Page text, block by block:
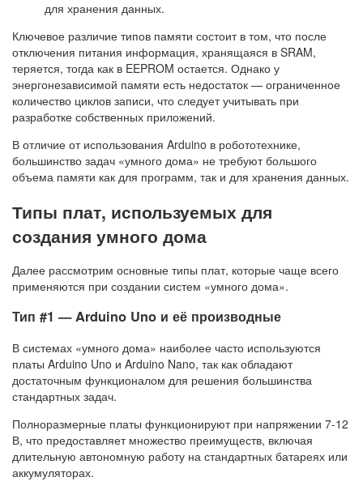
для хранения данных.
Ключевое различие типов памяти состоит в том, что после
отключения питания информация, хранящаяся в SRAM,
теряется, тогда как в EEPROM остается. Однако у
энергонезависимой памяти есть недостаток — ограниченное
количество циклов записи, что следует учитывать при
разработке собственных приложений.
В отличие от использования Arduino в робототехнике,
большинство задач «умного дома» не требуют большого
объема памяти как для программ, так и для хранения данных.
Типы плат, используемых для
создания умного дома
Далее рассмотрим основные типы плат, которые чаще всего
применяются при создании систем «умного дома».
Тип #1 — Arduino Uno и её производные
В системах «умного дома» наиболее часто используются
платы Arduino Uno и Arduino Nano, так как обладают
достаточным функционалом для решения большинства
стандартных задач.
Полноразмерные платы функционируют при напряжении 7-12
В, что предоставляет множество преимуществ, включая
длительную автономную работу на стандартных батареях или
аккумуляторах.